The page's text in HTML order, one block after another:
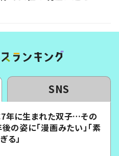
SNS
年に生まれた双子…その
の姿に「漫画みたい」「素
る」